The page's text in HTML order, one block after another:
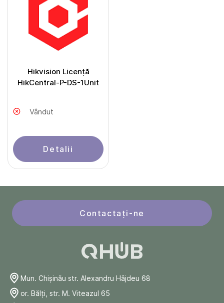
Hikvision Licență
HikCentral-P-DS-1Unit
Vândut
Detalii
Contactați-ne
Mun. Chişinău str. Alexandru Hâjdeu 68
or. Bălți, str. M. Viteazul 65